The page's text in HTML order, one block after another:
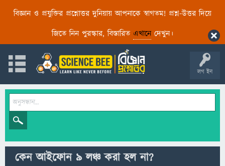
বিজ্ঞান ও প্রযুক্তির প্রশ্নোত্তর দুনিয়ায় আপনাকে স্বাগতম! প্রশ্ন-উত্তর দিয়ে
জিতে নিন পুরস্কার, বিস্তারিত এখানেদেখুন।
লগ ইন
কেন আইফোন ৯ লঞ্চ করা হল না?